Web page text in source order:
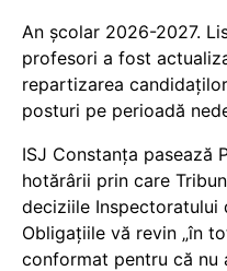
An școlar 2026-2027.
profesori a fost
repartizarea
posturi pe perioadă
ISJ Constanța pasează
hotărârii prin care
deciziile Inspectoratului
Obligațiile vă revin „în
conformat pentru că nu